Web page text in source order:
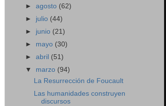
►agosto (62)
► julio (44)
► junio (21)
► mayo (30)
►abril (51)
▼ marzo (94)
La Resurrección de Foucault
Las humanidades construyen
discursos